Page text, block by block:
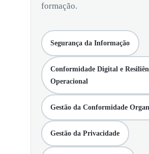
formação.
Segurança da Informação
Conformidade Digital e
Operacional
Gestão da Conformidade
Gestão da Privacidade